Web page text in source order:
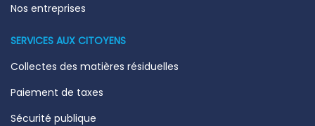
Nos entreprises
SERVICES AUX CITOYENS
Collectes des matières résiduelles
Paiement de taxes
Sécurité publique